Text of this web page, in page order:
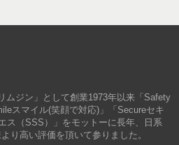
ムジン」として創業1973年以来「Safety
スマイル(笑顔で対応)」「Secureセキ
ス（SSS）」をモットーに長年、日系
り高い評価を頂いて参りました。